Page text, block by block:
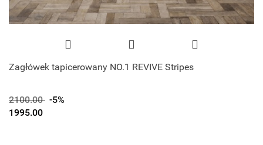
Zagłówek tapicerowany NO.1 REVIVE Stripes
2100.00 -5%
1995.00